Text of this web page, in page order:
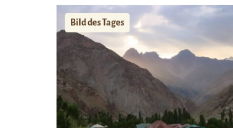
Bild des Tages